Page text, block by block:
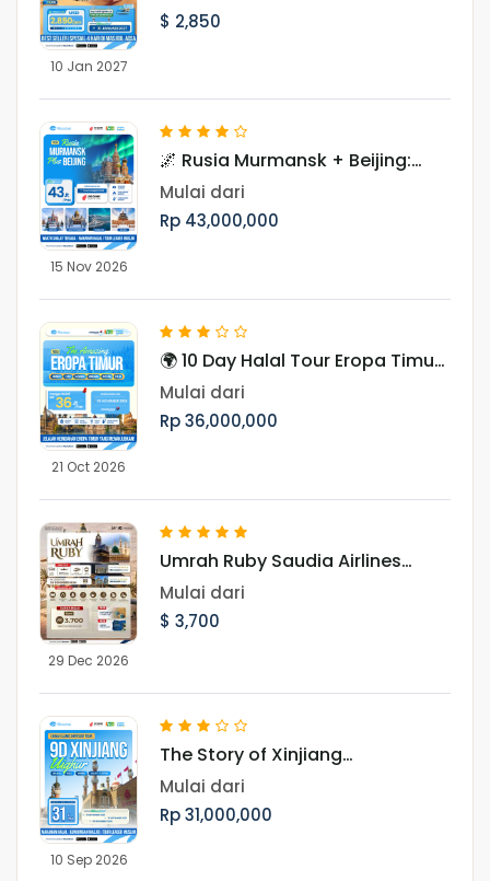
10 Jan 2027
$ 2,850
15 Nov 2026
🌌 Rusia Murmansk + Beijing:
Hunting Aurora 10 Hari Periode
November
Mulai dari
Rp 43,000,000
21 Oct 2026
🌍 10 Day Halal Tour Eropa Timur
Periode Oktober & November
Mulai dari
Rp 36,000,000
29 Dec 2026
Umrah Ruby Saudia Airlines
Landing Madinah 29 Desember
2026
Mulai dari
$ 3,700
10 Sep 2026
The Story of Xinjiang
UighurMenjelajah Pesona Jalur
Sutra, Pegunungan Tianshan,
dan Budaya Muslim Uighur
Mulai dari
Rp 31,000,000